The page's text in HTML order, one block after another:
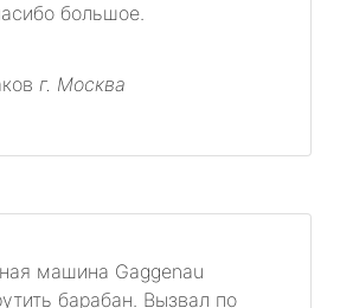
большое.
г. Москва
машина Gaggenau
барабан. Вызвал по